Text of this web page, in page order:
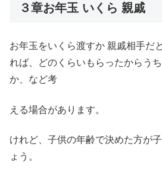
３章お年玉 いくら 親戚
お年玉をいくら渡すか 親戚相手だ
れば、どのくらいもらったからう
か、など考
える場合があります。
けれど、子供の年齢で決めた方が
ょう。